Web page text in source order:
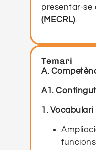
presentar-se
(MECRL).
Temari
A.
A1.
1. Vocabulari